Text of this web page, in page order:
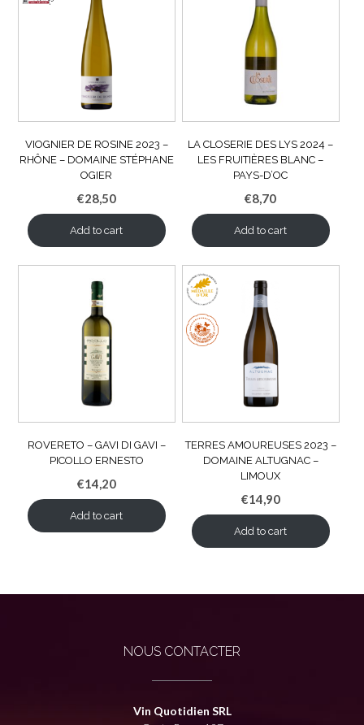
VIOGNIER DE ROSINE 2023 –
RHÔNE – DOMAINE STÉPHANE
OGIER
€28,50
Add to cart
LA CLOSERIE DES LYS 2024 –
LES FRUITIÈRES BLANC –
PAYS-D’OC
€8,70
Add to cart
ROVERETO – GAVI DI GAVI –
PICOLLO ERNESTO
€14,20
Add to cart
TERRES AMOUREUSES 2023 –
DOMAINE ALTUGNAC –
LIMOUX
€14,90
Add to cart
NOUS CONTACTER
Vin Quotidien SRL